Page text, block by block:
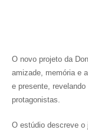
O novo projeto da
amizade, memória e
e presente,
protagonistas.
O estúdio descreve o